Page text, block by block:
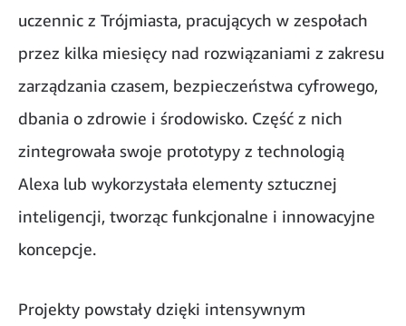
uczennic z Trójmiasta, pracujących w zespołach
przez kilka miesięcy nad rozwiązaniami z zakresu
zarządzania czasem, bezpieczeństwa cyfrowego,
dbania o zdrowie i środowisko. Część z nich
zintegrowała swoje prototypy z technologią
Alexa lub wykorzystała elementy sztucznej
inteligencji, tworząc funkcjonalne i innowacyjne
koncepcje.
Projekty powstały dzięki intensywnym